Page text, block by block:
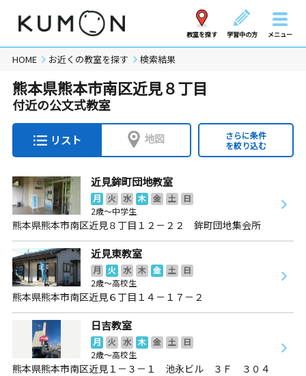
教室を探す 学習中の方 メニュー
HOME お近くの教室を探す 検索結果
熊本県熊本市南区近見８丁目
付近の公文式教室
リスト 地図
さらに条件
を絞り込む
近見鉾町団地教室
月 火 水 木 金 土
日
2歳～中学生
熊本県熊本市南区近見８丁目１２－２２ 鉾町団地集会所
近見東教室
月 火 水 木 金 土
日
2歳～高校生
熊本県熊本市南区近見６丁目１４－１７－２
日吉教室
月 火 水 木 金 土
日
2歳～高校生
熊本県熊本市南区近見１－３－１ 池永ビル ３Ｆ ３０４